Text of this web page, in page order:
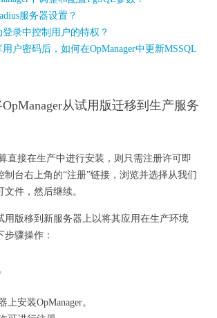
服务器设置？
录中控制用户的特权？
户密码后，如何在OpManager中更新MSSQL
从试用版迁移到生产服务
直接在生产中进行安装，则只需注册许可即
制台右上角的“注册”链接，浏览并选择从我们
件，然后继续。
用版移到新服务器上以将其应用在生产环境
骤操作：
上安装OpManager。